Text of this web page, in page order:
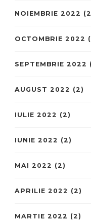
NOIEMBRIE 2022
OCTOMBRIE 2022
SEPTEMBRIE 2022
AUGUST 2022 (2)
IULIE 2022 (2)
IUNIE 2022 (2)
MAI 2022 (2)
APRILIE 2022 (2)
MARTIE 2022 (2)